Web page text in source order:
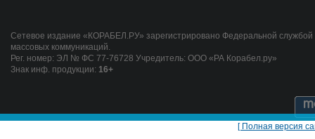
Сетевое издание «КОРАБЕЛ.РУ» зарегистрировано Федеральной
массовых коммуникаций.
Рег. номер: ЭЛ № ФС 77-76728 Учредитель: ООО «РА Корабел.ру»
Знак инф. продукции: 16+
[ Полная версия